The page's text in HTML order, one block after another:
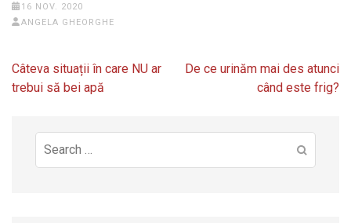
16 NOV. 2020
ANGELA GHEORGHE
Navigare
în
Câteva situații în care NU ar
trebui să bei apă
De ce urinăm mai des atunci
când este frig?
Search
for: